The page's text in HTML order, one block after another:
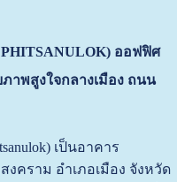
ออฟฟิศ
าพสูงใจกลางเมือง ถนน
เป็นอาคาร
คราม อำเภอเมือง จังหวัด